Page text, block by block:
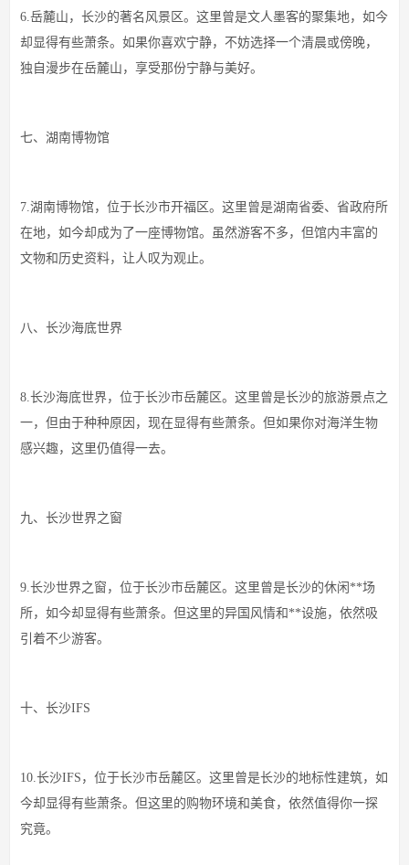
6.岳麓山，长沙的著名风景区。这里曾是文人墨客的聚集地，如今
却显得有些萧条。如果你喜欢宁静，不妨选择一个清晨或傍晚，
独自漫步在岳麓山，享受那份宁静与美好。
七、湖南博物馆
7.湖南博物馆，位于长沙市开福区。这里曾是湖南省委、省政府所
在地，如今却成为了一座博物馆。虽然游客不多，但馆内丰富的
文物和历史资料，让人叹为观止。
八、长沙海底世界
8.长沙海底世界，位于长沙市岳麓区。这里曾是长沙的旅游景点之
一，但由于种种原因，现在显得有些萧条。但如果你对海洋生物
感兴趣，这里仍值得一去。
九、长沙世界之窗
9.长沙世界之窗，位于长沙市岳麓区。这里曾是长沙的休闲**场
所，如今却显得有些萧条。但这里的异国风情和**设施，依然吸
引着不少游客。
十、长沙IFS
10.长沙IFS，位于长沙市岳麓区。这里曾是长沙的地标性建筑，如
今却显得有些萧条。但这里的购物环境和美食，依然值得你一探
究竟。